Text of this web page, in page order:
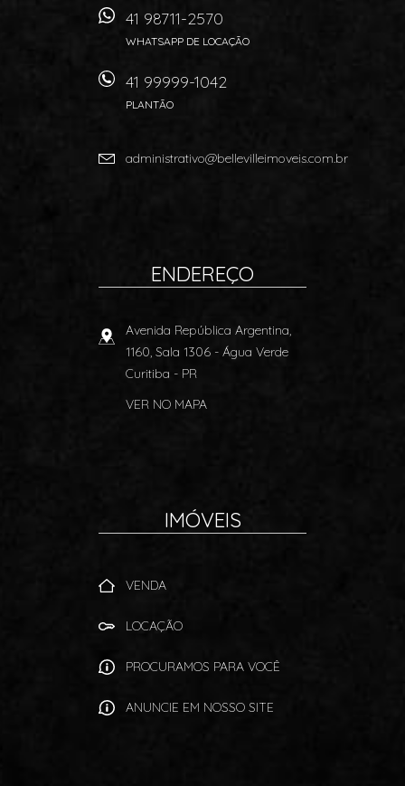
41 98711-2570
WHATSAPP DE LOCAÇÃO
41 99999-1042
PLANTÃO
administrativo@bellevilleimoveis.com.br
ENDEREÇO
Avenida República Argentina,
1160, Sala 1306 - Água Verde
Curitiba - PR
VER NO MAPA
IMÓVEIS
VENDA
LOCAÇÃO
PROCURAMOS PARA VOCÊ
ANUNCIE EM NOSSO SITE